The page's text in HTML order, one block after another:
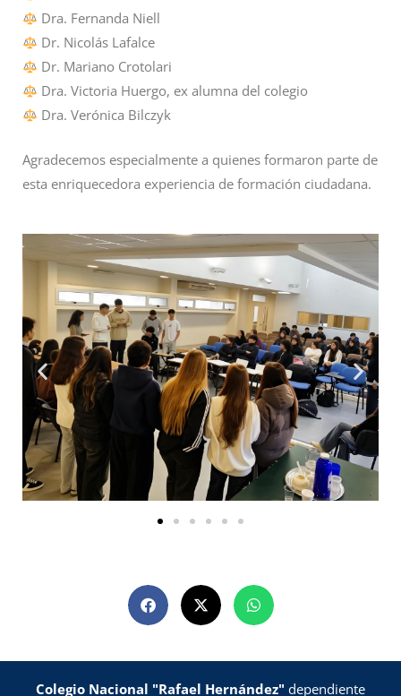
Dra. Fernanda Niell
Dr. Nicolás Lafalce
Dr. Mariano Crotolari
Dra. Victoria Huergo, ex alumna del colegio
Dra. Verónica Bilczyk
Agradecemos especialmente a quienes formaron parte de
esta enriquecedora experiencia de formación ciudadana.
Colegio Nacional "Rafael Hernández" dependiente